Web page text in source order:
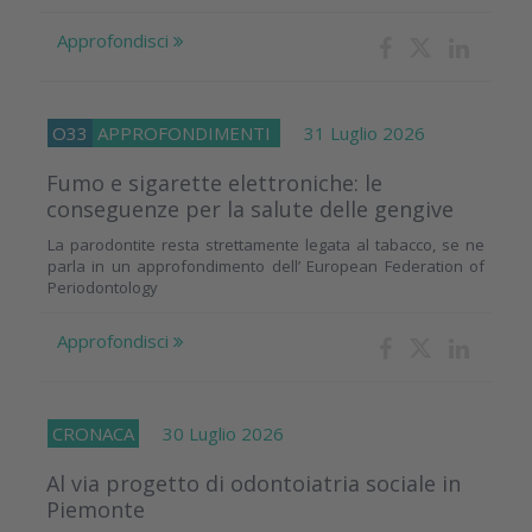
Approfondisci
O33 APPROFONDIMENTI 31 Luglio 2026
Fumo e sigarette elettroniche: le
conseguenze per la salute delle gengive
La parodontite resta strettamente legata al tabacco, se ne
parla in un approfondimento dell’ European Federation of
Periodontology
Approfondisci
CRONACA 30 Luglio 2026
Al via progetto di odontoiatria sociale in
Piemonte